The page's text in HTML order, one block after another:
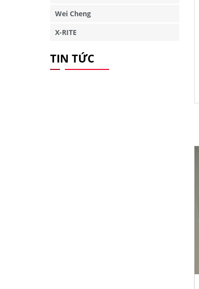
Wei Cheng
X-RITE
TIN TỨC